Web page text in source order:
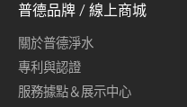
普德品牌 / 線上商城
關於普德淨水
專利與認證
服務據點＆展示中心